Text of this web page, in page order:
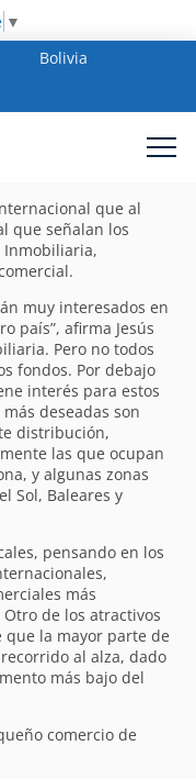
▼
Bolivia
que al
que señalan los
muy interesados en
país”, afirma Jesús
Pero no todos
fondos. Por debajo
interés para estos
deseadas son
distribución,
las que ocupan
y algunas zonas
Sol, Baleares y
pensando en los
más
de los atractivos
que la mayor parte de
al alza, dado
más bajo del
comercio de